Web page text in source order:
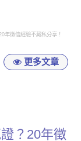
年徵信經驗不藏私分享！
更多文章
？20年徵